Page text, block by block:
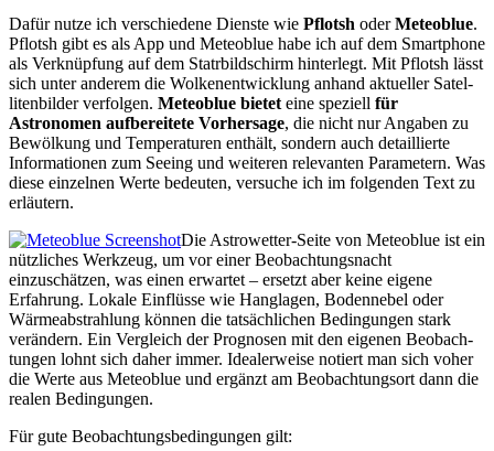
Dafür nutze ich ver­schiedene Dien­ste wie Pflotsh oderMeteoblue.
Pflotsh gibt es als App und Meteoblue habe ich auf dem Smart­phone
als Verknüp­fung auf dem Sta­tr­bild­schirm hin­ter­legt. Mit Pflotsh lässt
sich unter anderem die Wolke­nen­twick­lung anhand aktueller Satel­
liten­bilder ver­fol­gen. Meteoblue bietet eine speziell für
Astronomen auf­bere­it­ete Vorher­sage, die nicht nur Angaben zu
Bewölkung und Tem­per­a­turen enthält, son­dern auch detail­lierte
Infor­ma­tio­nen zum See­ing und weit­eren rel­e­van­ten Para­me­tern. Was
diese einzel­nen Werte bedeuten, ver­suche ich im fol­gen­den Text zu
erläutern.
Die Astrowet­ter-Seite von Meteoblue ist ein
nüt­zlich­es Werkzeug, um vor ein­er Beobach­tungsnacht
einzuschätzen, was einen erwartet – erset­zt aber keine eigene
Erfahrung. Lokale Ein­flüsse wie Hanglagen, Boden­nebel oder
Wärme­ab­strahlung kön­nen die tat­säch­lichen Bedin­gun­gen stark
verän­dern. Ein Ver­gle­ich der Prog­nosen mit den eige­nen Beobach­
tun­gen lohnt sich daher immer. Ide­al­er­weise notiert man sich voher
die Werte aus Meteoblue und ergänzt am Beobach­tung­sort dann die
realen Bedingungen.
Für gute Beobach­tungs­be­din­gun­gen gilt: